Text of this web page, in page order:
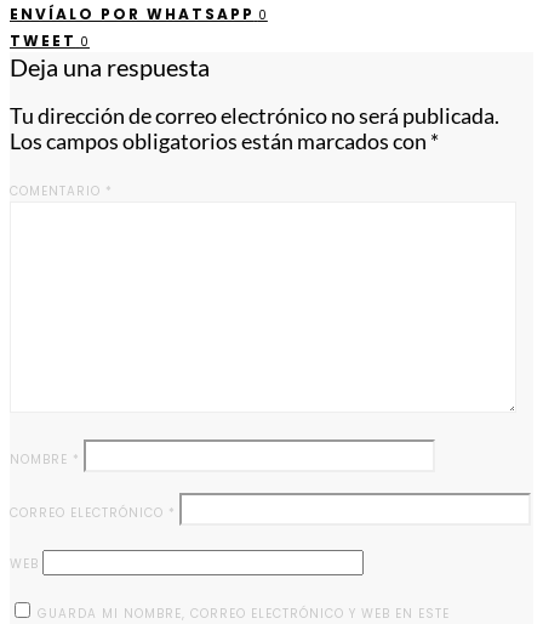
ENVÍALO POR WHATSAPP 0
TWEET 0
Deja una respuesta
Tu dirección de correo electrónico no será publicada.
Los campos obligatorios están marcados con *
COMENTARIO *
NOMBRE *
CORREO ELECTRÓNICO *
WEB
GUARDA MI NOMBRE, CORREO ELECTRÓNICO Y WEB EN ESTE